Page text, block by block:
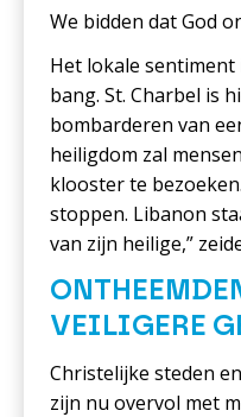
We bidden dat God
Het lokale sentiment
bang. St. Charbel is
bombarderen van
heiligdom zal
klooster te
stoppen. Libanon
van zijn heilige,”
VEILIGERE
Christelijke steden
zijn nu overvol met